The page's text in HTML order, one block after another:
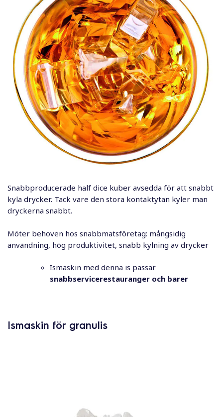
Snabbproducerade half dice kuber avsedda för att snabbt
kyla drycker. Tack vare den stora kontaktytan kyler man
dryckerna snabbt.
Möter behoven hos snabbmatsföretag: mångsidig
användning, hög produktivitet, snabb kylning av drycker
Ismaskin med denna is passar
snabbservicerestauranger och barer
Ismaskin för granulis